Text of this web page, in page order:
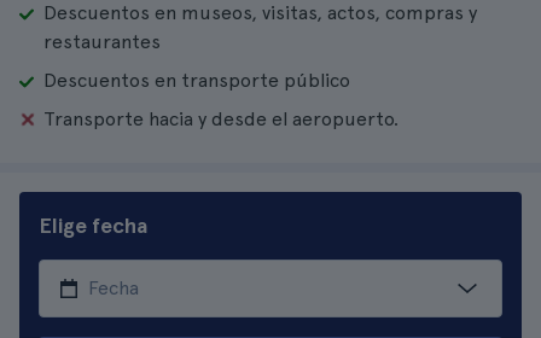
Descuentos en museos, visitas, actos, compras y
restaurantes
Descuentos en transporte público
Transporte hacia y desde el aeropuerto.
Elige fecha